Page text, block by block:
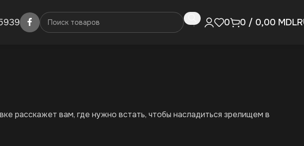
0 0 / 0,00 MDL
расскажет вам, где нужно встать, чтобы насладиться зрелищем в